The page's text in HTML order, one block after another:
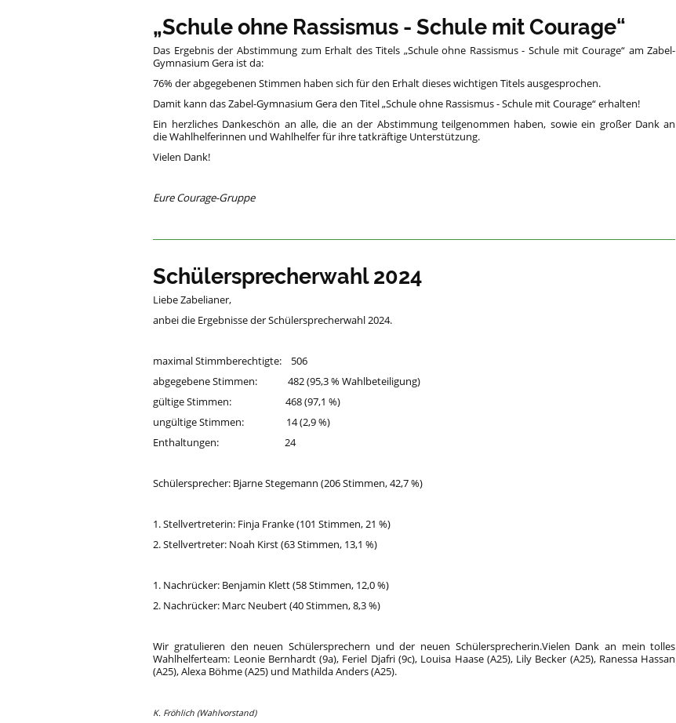
„Schule ohne Rassismus - Schule mit Courage“
Das Ergebnis der Abstimmung zum Erhalt des Titels „Schule ohne Rassismus - Schule mit Courage“ am Zabel-
Gymnasium Gera ist da:
76% der abgegebenen Stimmen haben sich für den Erhalt dieses wichtigen Titels ausgesprochen.
Damit kann das Zabel-Gymnasium Gera den Titel „Schule ohne Rassismus - Schule mit Courage“ erhalten!
Ein herzliches Dankeschön an alle, die an der Abstimmung teilgenommen haben, sowie ein großer Dank an
die Wahlhelferinnen und Wahlhelfer für ihre tatkräftige Unterstützung.
Vielen Dank!
Eure Courage-Gruppe
Schülersprecherwahl 2024
Liebe Zabelianer,
anbei die Ergebnisse der Schülersprecherwahl 2024.
maximal Stimmberechtigte: 506
abgegebene Stimmen: 482 (95,3 % Wahlbeteiligung)
gültige Stimmen: 468 (97,1 %)
ungültige Stimmen: 14 (2,9 %)
Enthaltungen: 24
Schülersprecher: Bjarne Stegemann (206 Stimmen, 42,7 %)
1. Stellvertreterin: Finja Franke (101 Stimmen, 21 %)
2. Stellvertreter: Noah Kirst (63 Stimmen, 13,1 %)
1. Nachrücker: Benjamin Klett (58 Stimmen, 12,0 %)
2. Nachrücker: Marc Neubert (40 Stimmen, 8,3 %)
Wir gratulieren den neuen Schülersprechern und der neuen Schülersprecherin.Vielen Dank an mein tolles
Wahlhelferteam: Leonie Bernhardt (9a), Feriel Djafri (9c), Louisa Haase (A25), Lily Becker (A25), Ranessa Hassan
(A25), Alexa Böhme (A25) und Mathilda Anders (A25).
K. Fröhlich (Wahlvorstand)